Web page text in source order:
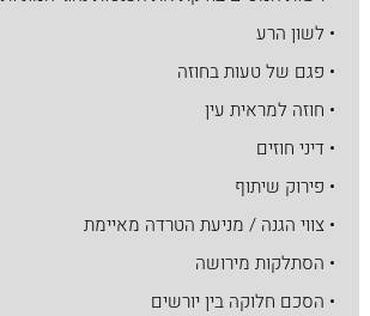
• לשון הרע
• פגם של טעות בחוזה
• חוזה למראית עין
• דיני חוזים
• פירוק שיתוף
• צווי הגנה / מניעת הטרדה מאיימת
• הסתלקות מירושה
• הסכם חלוקה בין יורשים